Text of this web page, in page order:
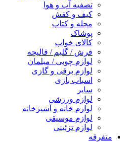
تصفیه آب و هوا
کیف و کفش
مجله و کتاب
پوشاک
کالای خواب
فرش / گلیم / قالیچه
لوازم چوبی / مبلمان
لوازم برقی و گازی
اسباب بازی
سایر
لوازم ورزشی
لوازم خانه و آشپزخانه
لوازم موسیقی
لوازم تزئینی
متفرقه